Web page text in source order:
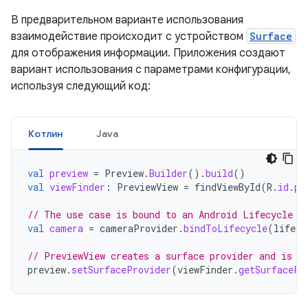
В предварительном варианте использования
взаимодействие происходит с устройством Surface
для отображения информации. Приложения создают
вариант использования с параметрами конфигурации,
используя следующий код:
Котлин Java
val preview = Preview.Builder().build()
val viewFinder : PreviewView = findViewById(R . id .
// The use case is bound to an Android Lifecycle
val camera = cameraProvider .bindToLifecycle(
// PreviewView creates a surface provider and is
preview. setSurfaceProvider(viewFinder .